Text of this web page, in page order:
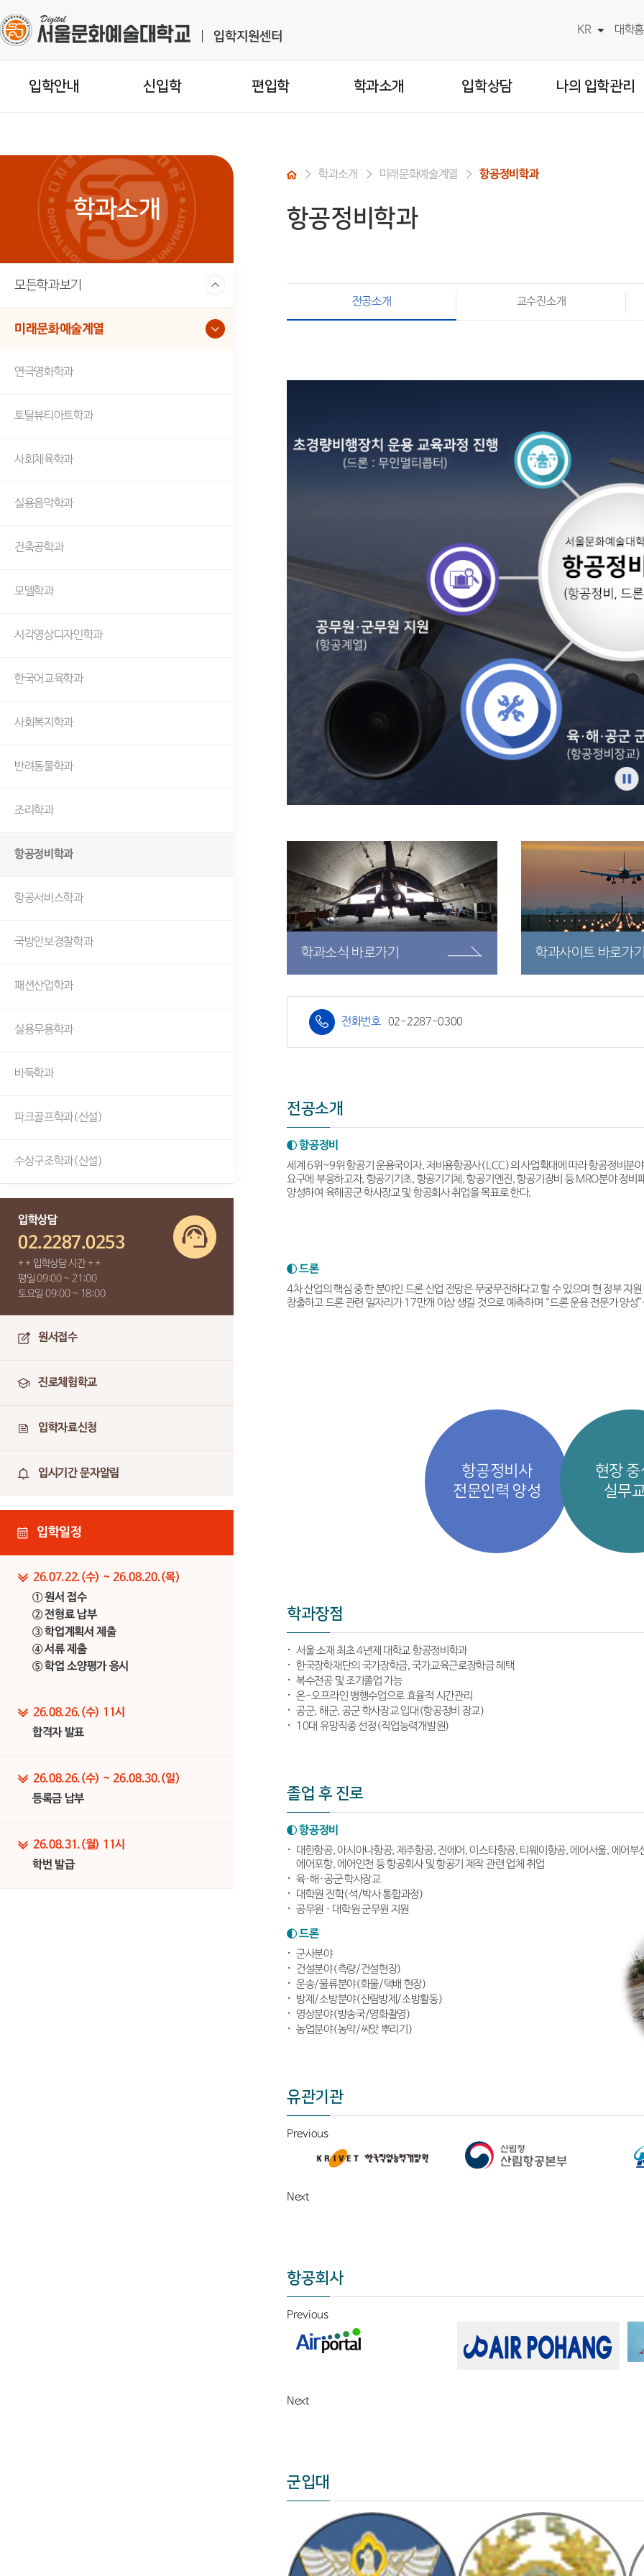
KR 대학
입학안내 신입학 편입학 학과소개 입학상담 나의 입학관리
학과소개
모든학과보기
미래문화예술계열
연극영화학과
토탈뷰티아트학과
사회체육학과
실용음악학과
건축공학과
모델학과
시각영상디자인학과
한국어교육학과
사회복지학과
반려동물학과
조리학과
항공정비학과
항공서비스학과
국방안보경찰학과
패션산업학과
실용무용학과
바둑학과
파크골프학과(신설)
수상구조학과(신설)
입학상담
02.2287.0253
+ + 입학상담 시간 + +
평일 09:00 ~ 21:00
토요일 09:00 ~ 18:00
원서접수
진로체험학교
입학자료신청
입시기간 문자알림
입학일정
26.07.22.(수) ~ 26.08.20.(목)
① 원서 접수
② 전형료 납부
③ 학업계획서 제출
④ 서류 제출
⑤ 학업 소양평가 응시
26.08.26.(수) 11시
합격자 발표
26.08.26.(수) ~ 26.08.30.(일)
등록금 납부
26.08.31.(월) 11시
학번 발급
학과소개 미래문화예술계열 항공정비학과
항공정비학과
전공소개 교수진소개
학과소식 바로가기 학과사이트 바로가
전화번호 02-2287-0300
전공소개
◐ 항공정비
세계 6위~9위 항공기 운용국이자, 저비용항공사(LCC)의 사업확대에 따라 항공정비분
요구에 부응하고자, 항공기기초, 항공기기체, 항공기엔진, 항공기장비 등 MRO분야 정비
양성하여 육해공군 학사장교 및 항공회사 취업을 목표로 한다.
◐ 드론
4차 산업의 핵심 중 한 분야인 드론 산업 전망은 무궁무진하다고 할 수 있으며 현 정부 지
창출하고 드론 관련 일자리가 17만개 이상 생길 것으로 예측하며 “드론 운용 전문가 양성
항공정비사
전문인력 양성
현장
실무
학과장점
서울 소재 최초 4년제 대학교 항공정비학과
한국장학재단의 국가장학금, 국가교육근로장학금 혜택
복수전공 및 조기졸업 가능
온-오프라인 병행수업으로 효율적 시간관리
공군, 해군, 공군 학사장교 입대(항공정비 장교)
10대 유망직종 선정(직업능력개발원)
졸업 후 진로
◐ 항공정비
대한항공, 아시아나항공, 제주항공, 진에어, 이스타항공, 티웨이항공, 에어서울, 에어부
에어포항, 에어인천 등 항공회사 및 항공기 제작 관련 업체 취업
육·해·공군 학사장교
대학원 진학(석/박사 통합과정)
공무원 · 대학원 군무원 지원
◐ 드론
군사분야
건설분야(측량/건설현장)
운송/물류분야(화물/택배 현장)
방제/소방분야(산림방제/소방활동)
영상분야(방송국/영화촬영)
농업분야(농약/씨앗 뿌리기)
유관기관
Previous
Next
항공회사
Previous
Next
군입대